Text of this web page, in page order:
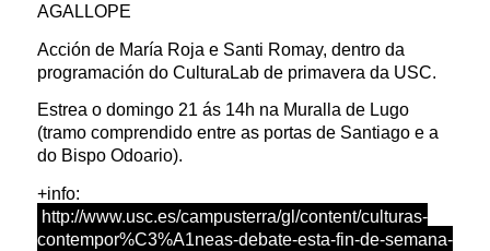
AGALLOPE
Acción de María Roja e Santi Romay, dentro da
programación do CulturaLab de primavera da USC.
Estrea o domingo 21 ás 14h na Muralla de Lugo
(tramo comprendido entre as portas de Santiago e a
do Bispo Odoario).
+info:
http://www.usc.es/campusterra/gl/content/culturas-
contempor%C3%A1neas-debate-esta-fin-de-semana-